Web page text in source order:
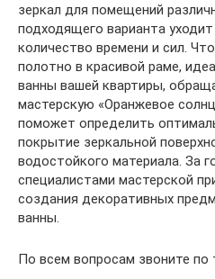
зеркал для помещений
подходящего варианта
количество времени и сил.
полотно в красивой раме,
ванны вашей квартиры,
мастерскую «Оранжевое
поможет определить
покрытие зеркальной
водостойкого материала. За
специалистами мастерской
создания декоративных
ванны.
По всем вопросам звоните по